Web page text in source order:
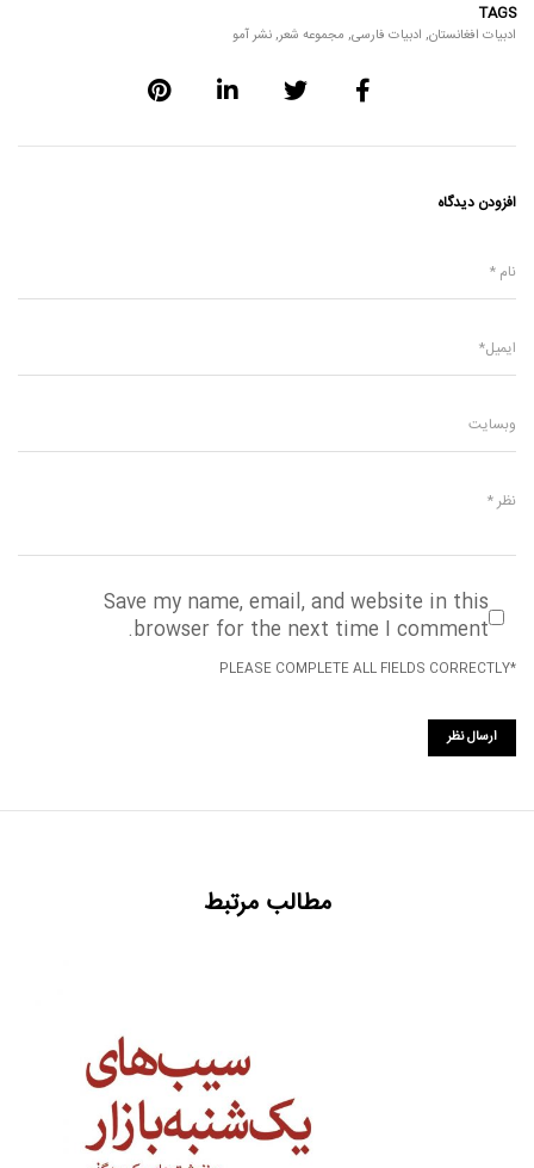
TAGS
ادبیات افغانستان, ادبیات فارسی, مجموعه شعر,نشر آمو
افزودن دیدگاه
Save my name, email, and website in this
browser for the next time I comment.
*PLEASE COMPLETE ALL FIELDS CORRECTLY
مطالب مرتبط